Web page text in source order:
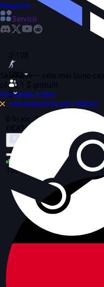
2 108
CS2
2
Conectează-te prin Steam
Magazin
Servicii
SkinRave — cele mai bune
oferă 1 $ gratuit!
Folosește codul
0 în joc, 15 servere
DEATHRUN
Tot